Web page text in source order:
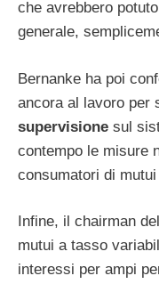
che avrebbero
generale,
Bernanke ha poi
ancora al lavoro per
supervisione sul
contempo le misure
consumatori di
Infine, il chairman
mutui a tasso
interessi per ampi